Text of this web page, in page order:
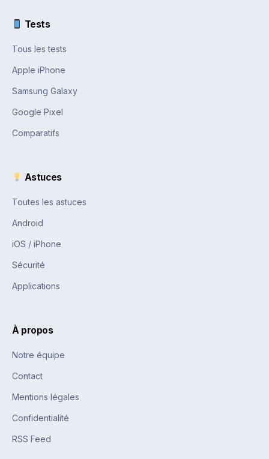
Tests
Tous les tests
Apple iPhone
Samsung Galaxy
Google Pixel
Comparatifs
Astuces
Toutes les astuces
Android
iOS / iPhone
Sécurité
Applications
À propos
Notre équipe
Contact
Mentions légales
Confidentialité
RSS Feed